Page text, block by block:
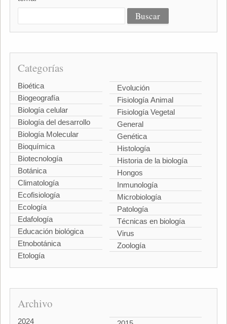
Categorías
Bioética
Biogeografía
Biología celular
Biología del desarrollo
Biología Molecular
Bioquímica
Biotecnología
Botánica
Climatología
Ecofisiología
Ecología
Edafología
Educación biológica
Etnobotánica
Etología
Evolución
Fisiología Animal
Fisiología Vegetal
General
Genética
Histología
Historia de la biología
Hongos
Inmunología
Microbiología
Patología
Técnicas en biología
Virus
Zoología
Archivo
2024